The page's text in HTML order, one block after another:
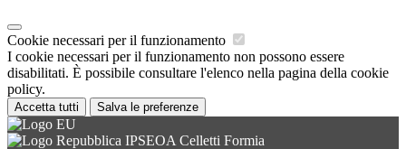
Cookie necessari per il funzionamento
I cookie necessari per il funzionamento non possono essere
disabilitati. È possibile consultare l'elenco nella pagina della cookie
policy.
Accetta tutti Salva le preferenze
IPSEOA Celletti Formia